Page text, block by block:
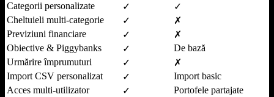
Categorii personalizate
✓
✓
Cheltuieli multi-categorie
✓
✗
Previziuni financiare
✓
✗
Obiective & Piggybanks
✓
De bază
Urmărire împrumuturi
✓
✗
Import CSV personalizat
✓
Import basic
Acces multi-utilizator
✓
Portofele partajate